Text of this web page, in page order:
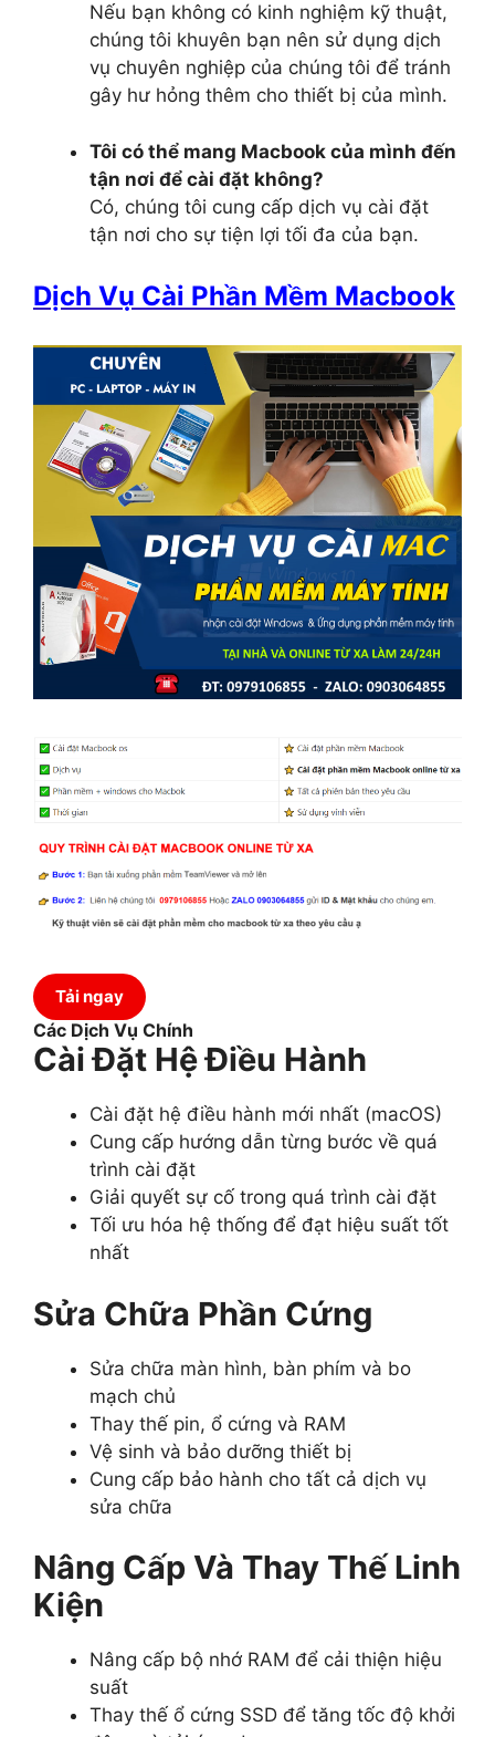
Nếu bạn không có kinh nghiệm kỹ thuật,
chúng tôi khuyên bạn nên sử dụng dịch
vụ chuyên nghiệp của chúng tôi để tránh
gây hư hỏng thêm cho thiết bị của mình.
Tôi có thể mang Macbook của mình đến
tận nơi để cài đặt không?
Có, chúng tôi cung cấp dịch vụ cài đặt
tận nơi cho sự tiện lợi tối đa của bạn.
Dịch Vụ Cài Phần Mềm Macbook
Tải ngay
Các Dịch Vụ Chính
Cài Đặt Hệ Điều Hành
Cài đặt hệ điều hành mới nhất (macOS)
Cung cấp hướng dẫn từng bước về quá
trình cài đặt
Giải quyết sự cố trong quá trình cài đặt
Tối ưu hóa hệ thống để đạt hiệu suất tốt
nhất
Sửa Chữa Phần Cứng
Sửa chữa màn hình, bàn phím và bo
mạch chủ
Thay thế pin, ổ cứng và RAM
Vệ sinh và bảo dưỡng thiết bị
Cung cấp bảo hành cho tất cả dịch vụ
sửa chữa
Nâng Cấp Và Thay Thế Linh
Kiện
Nâng cấp bộ nhớ RAM để cải thiện hiệu
suất
Thay thế ổ cứng SSD để tăng tốc độ khởi